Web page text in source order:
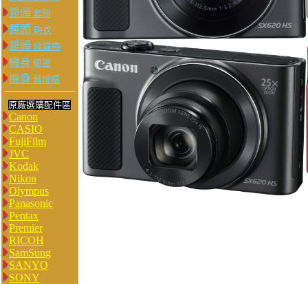
鏡頭 套筒
鏡頭 砲衣
鏡頭 除霧帶
機身 眼罩
機身 轉接環
原廠選購配件區
Canon
CASIO
FujiFilm
JVC
Kodak
Nikon
Olympus
Panasonic
Pentax
Premier
RICOH
SamSung
SANYO
SONY